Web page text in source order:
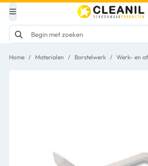
Home / Materialen / Borstelwerk / Werk- en